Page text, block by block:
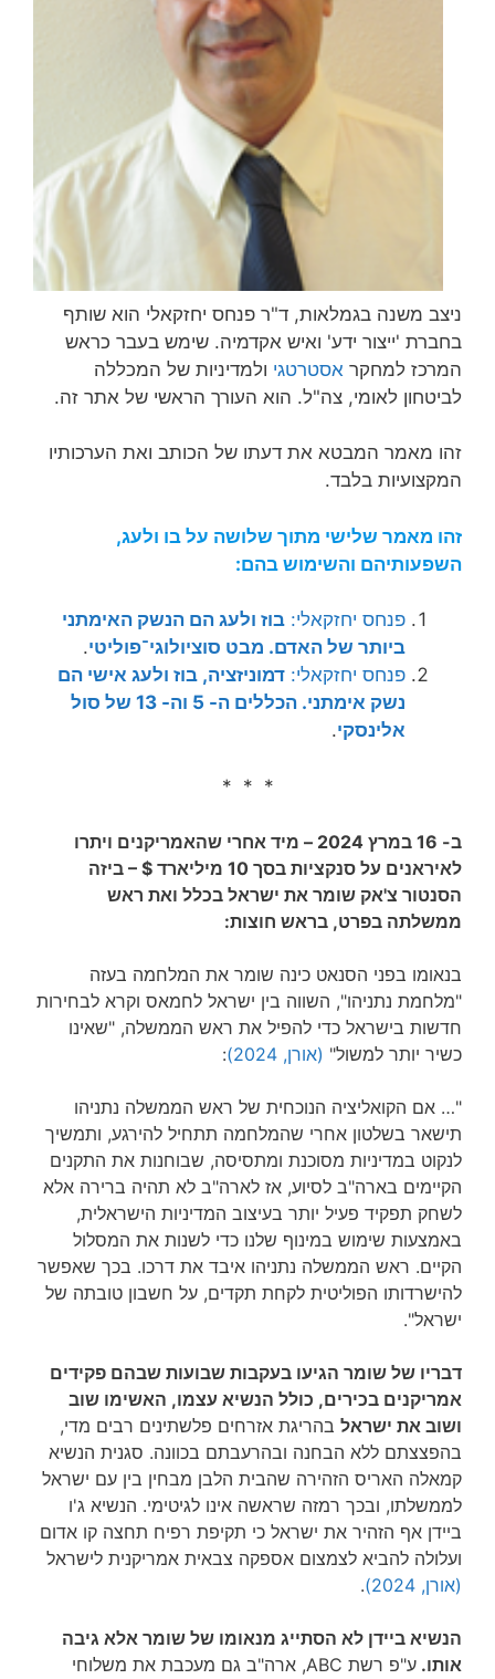
ניצב משנה בגמלאות, ד"ר פנחס יחזקאלי הוא שותף
בחברת 'ייצור ידע' ואיש אקדמיה. שימש בעבר כראש
המרכז למחקר אסטרטגי ולמדיניות של המכללה
לביטחון לאומי, צה"ל. הוא העורך הראשי של אתר זה.
זהו מאמר המבטא את דעתו של הכותב ואת הערכותיו
המקצועיות בלבד.
זהו מאמר שלישי מתוך שלושה על בו ולעג,
השפעותיהם והשימוש בהם:
פנחס יחזקאלי: בוז ולעג הם הנשק האימתני
ביותר של האדם. מבט סוציולוגי־פוליטי.
פנחס יחזקאלי: דמוניזציה, בוז ולעג אישי הם
נשק אימתני. הכללים ה- 5 וה- 13 של סול
אלינסקי.
* * *
ב- 16 במרץ 2024 – מיד אחרי שהאמריקנים ויתרו
לאיראנים על סנקציות בסך 10 מיליארד $ – ביזה
הסנטור צ'אק שומר את ישראל בכלל ואת ראש
ממשלתה בפרט, בראש חוצות:
בנאומו בפני הסנאט כינה שומר את המלחמה בעזה
"מלחמת נתניהו", השווה בין ישראל לחמאס וקרא לבחירות
חדשות בישראל כדי להפיל את ראש הממשלה, "שאינו
כשיר יותר למשול" (אורן, 2024) :
"… אם הקואליציה הנוכחית של ראש הממשלה נתניהו
תישאר בשלטון אחרי שהמלחמה תתחיל להירגע, ותמשיך
לנקוט במדיניות מסוכנת ומתסיסה, שבוחנות את התקנים
הקיימים בארה"ב לסיוע, אז לארה"ב לא תהיה ברירה אלא
לשחק תפקיד פעיל יותר בעיצוב המדיניות הישראלית,
באמצעות שימוש במינוף שלנו כדי לשנות את המסלול
הקיים. ראש הממשלה נתניהו איבד את דרכו. בכך שאפשר
להישרדותו הפוליטית לקחת תקדים, על חשבון טובתה של
ישראל".
דבריו של שומר הגיעו בעקבות שבועות שבהם פקידים
אמריקנים בכירים, כולל הנשיא עצמו, האשימו שוב
ושוב את ישראל בהריגת אזרחים פלשתינים רבים מדי,
בהפצצתם ללא הבחנה ובהרעבתם בכוונה. סגנית הנשיא
קמאלה האריס הזהירה שהבית הלבן מבחין בין עם ישראל
לממשלתו, ובכך רמזה שראשה אינו לגיטימי. הנשיא ג'ו
ביידן אף הזהיר את ישראל כי תקיפת רפיח תחצה קו אדום
ועלולה להביא לצמצום אספקה צבאית אמריקנית לישראל
(אורן, 2024)
.
הנשיא ביידן לא הסתייג מנאומו של שומר אלא גיבה
אותו.
ע"פ רשת ABC, ארה"ב גם מעכבת את משלוחי